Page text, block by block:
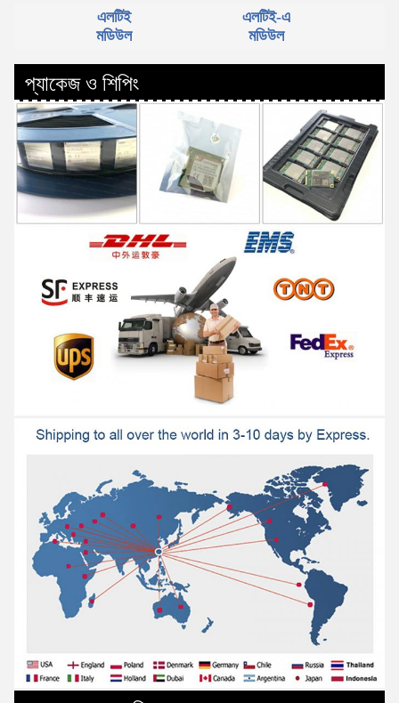
এলটিই
মডিউল
এলটিই-এ
মডিউল
প্যাকেজ ও শিপিং